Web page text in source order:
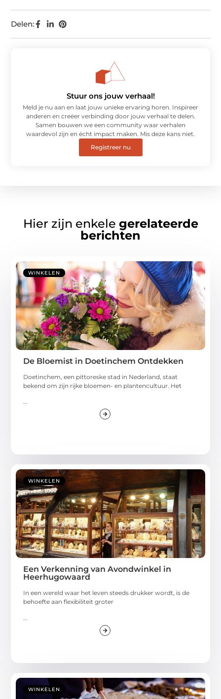
Delen:
Stuur ons jouw verhaal!
Meld je nu aan en laat jouw unieke ervaring horen. Inspireer
anderen en creëer verbinding door jouw verhaal te delen.
Samen bouwen we een community waar verhalen
waardevol zijn en écht impact maken. Mis deze kans niet.
Registreer nu
Hier zijn enkele gerelateerde
berichten
WINKELEN
De Bloemist in Doetinchem Ontdekken
Doetinchem, een pittoreske stad in Nederland, staat
bekend om zijn rijke bloemen- en plantencultuur. Het
...
WINKELEN
Een Verkenning van Avondwinkel in
Heerhugowaard
In een wereld waar het leven steeds drukker wordt, is de
behoefte aan flexibiliteit groter
WINKELEN